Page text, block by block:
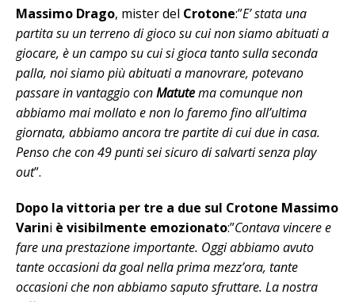
Massimo Drago, mister del Crotone:”E’ stata una
partita su un terreno di gioco su cui non siamo abituati a
giocare, è un campo su cui si gioca tanto sulla seconda
palla, noi siamo più abituati a manovrare, potevano
passare in vantaggio conMatutema comunque non
abbiamo mai mollato e non lo faremo fino all’ultima
giornata, abbiamo ancora tre partite di cui due in casa.
Penso che con 49 punti sei sicuro di salvarti senza play
out”.
Dopo la vittoria per tre a due sul Crotone Massimo
Varini è visibilmente emozionato:”Contava vincere e
fare una prestazione importante. Oggi abbiamo avuto
tante occasioni da goal nella prima mezz’ora, tante
occasioni che non abbiamo saputo sfruttare. La nostra